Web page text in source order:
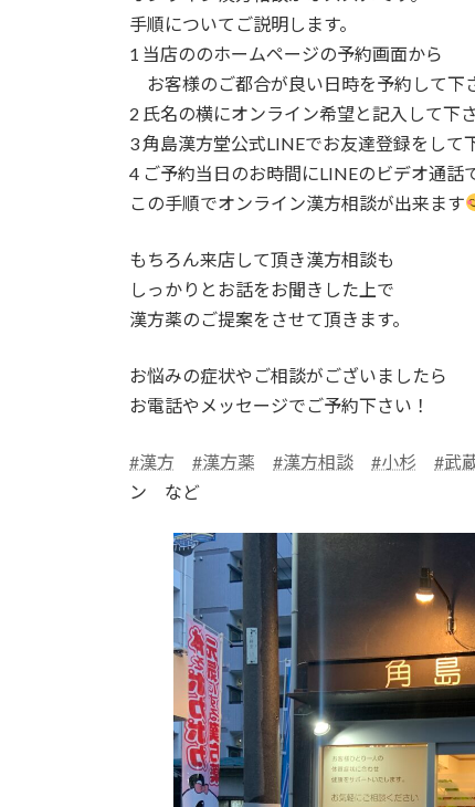
手順についてご説明します。
1 当店ののホームページの予約画面から
お客様のご都合が良い日時を予約して下
2 氏名の横にオンライン希望と記入して下さ
3 角島漢方堂公式LINEでお友達登録をして
4 ご予約当日のお時間にLINEのビデオ通話
この手順でオンライン漢方相談が出来ます
もちろん来店して頂き漢方相談も
しっかりとお話をお聞きした上で
漢方薬のご提案をさせて頂きます。
お悩みの症状やご相談がございましたら
お電話やメッセージでご予約下さい！
#漢方 #漢方薬 #漢方相談 #小杉 #武
ン など